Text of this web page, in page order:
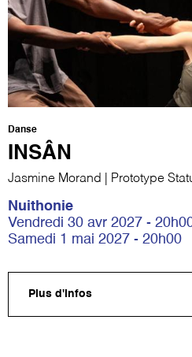
Danse
INSÂN
Jasmine Morand | Prototype
Nuithonie
Vendredi 30 avr 2027 -
Samedi 1 mai 2027 - 20h00
Plus d'infos